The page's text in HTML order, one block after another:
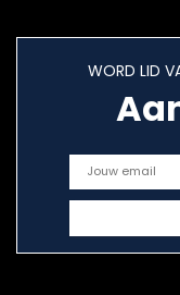
WORD LID